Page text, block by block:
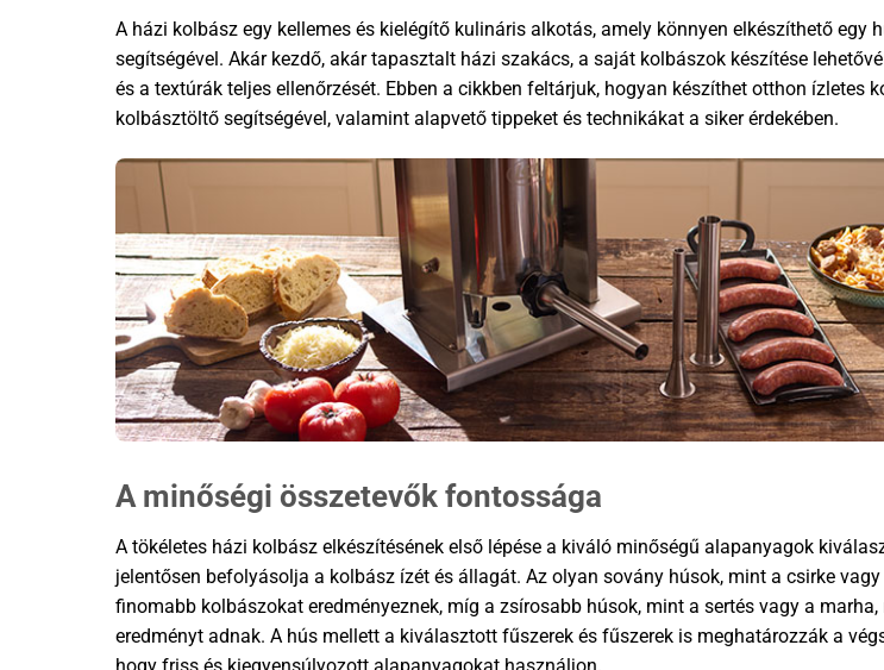
A házi kolbász egy kellemes és kielégítő kulináris alkotás, amely könnyen elkészíthető egy
segítségével. Akár kezdő, akár tapasztalt házi szakács, a saját kolbászok készítése
és a textúrák teljes ellenőrzését. Ebben a cikkben feltárjuk, hogyan készíthet otthon ízletes
kolbásztöltő segítségével, valamint alapvető tippeket és technikákat a siker érdekében.
A minőségi összetevők fontossága
A tökéletes házi kolbász elkészítésének első lépése a kiváló minőségű alapanyagok
jelentősen befolyásolja a kolbász ízét és állagát. Az olyan sovány húsok, mint a csirke
finomabb kolbászokat eredményeznek, míg a zsírosabb húsok, mint a sertés vagy a
eredményt adnak. A hús mellett a kiválasztott fűszerek és fűszerek is meghatározzák a